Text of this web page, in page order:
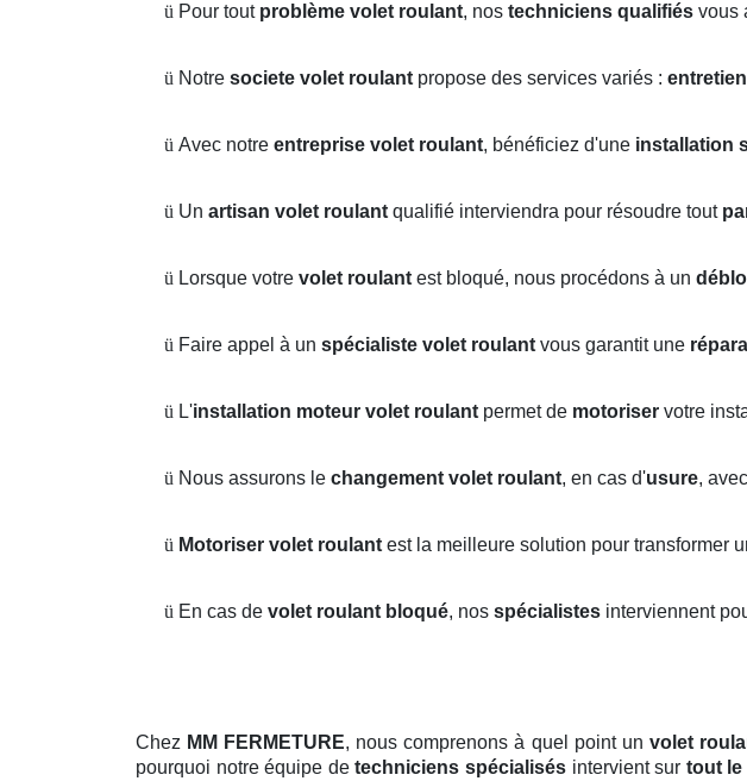
ü Pour tout problème volet roulant, nos techniciens qualifiés vous
ü Notre societe volet roulant propose des services variés : entretien
ü Avec notre entreprise volet roulant, bénéficiez d'une installation
ü Un artisan volet roulant qualifié interviendra pour résoudre tout
ü Lorsque votre volet roulant est bloqué, nous procédons à un
ü Faire appel à un spécialiste volet roulant vous garantit une
ü L'installation moteur volet roulant permet de motoriser votre
ü Nous assurons le changement volet roulant, en cas d'usure,
ü Motoriser volet roulant est la meilleure solution pour transformer
ü En cas de volet roulant bloqué, nos spécialistes interviennent
Chez MM FERMETURE, nous comprenons à quel point un volet
pourquoi notre équipe detechniciens spécialisésintervient sur tout le